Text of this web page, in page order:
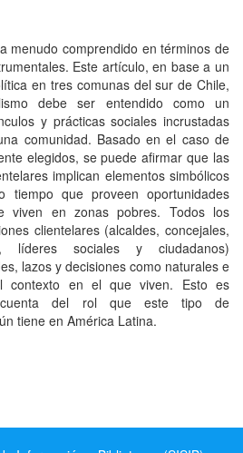
menudo comprendido en términos de
Este artículo, en base a un
en tres comunas del sur de Chile,
debe ser entendido como un
y prácticas sociales incrustadas
comunidad. Basado en el caso de
elegidos, se puede afirmar que las
implican elementos simbólicos
tiempo que proveen oportunidades
viven en zonas pobres. Todos los
clientelares (alcaldes, concejales,
líderes sociales y ciudadanos)
lazos y decisiones como naturales e
contexto en el que viven. Esto es
cuenta del rol que este tipo de
tiene en América Latina.